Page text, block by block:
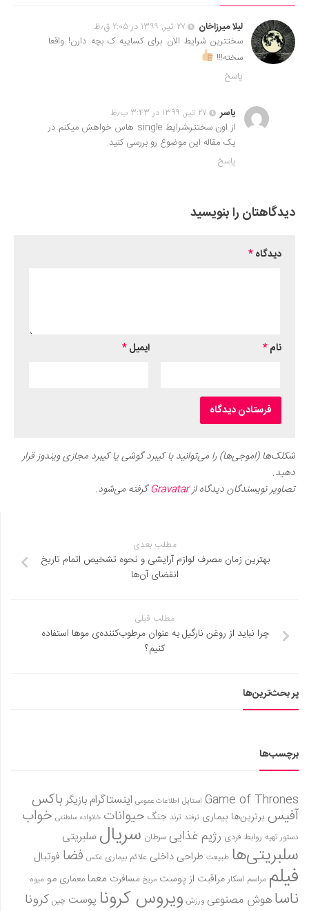
لیلا میرزاخان
۲۷ تیر, ۱۳۹۹ در ۲:۰۵ ق٫ظ
سختترین شرایط الان برای کساییه ک بچه دارن! واقعا
سخته!!!
پاسخ
یاسر
۲۷ تیر, ۱۳۹۹ در ۳:۴۳ ب٫ظ
از اون سختتر،شرایط single هاس خواهش میکنم در
یک مقاله این موضوع رو بررسی کنید.
پاسخ
دیدگاهتان را بنویسید
دیدگاه*
نام* ایمیل*
شکلک‌ها (اموجی‌ها) را می‌توانید با کیبرد گوشی یا کیبرد مجازی ویندوز قرار
دهید.
تصاویر نویسندگان دیدگاه ازGravatarگرفته می‌شود.
مطلب بعدی
بهترین زمان مصرف لوازم آرایشی و نحوه تشخیص اتمام تاریخ
انقضای آن‌ها
مطلب قبلی
چرا نباید از روغن نارگیل به عنوان مرطوب‌کننده‌ی موها استفاده
کنیم؟
پر بحث‌ترین‌ها
برچسب‌ها
Game of Thrones استایل اطلاعات عمومی اینستاگرام بازیگر باکس
آفیس برترین‌ها بیماری ترفند ترند جنگ حیوانات خانواده سلطنتی خواب
دستور تهیه روابط فردی رژیم غذاییسرطان سریال سلبریتی
سلبریتی‌ها طبیعت طراحی داخلی علائم بیماری عکس فضا فوتبال
فیلم مراسم اسکارمراقبت از پوست مریخ مسافرت معمامعماری مو میوه
ناساهوش مصنوعی ورزش ویروس کرونا پوست چین کرونا